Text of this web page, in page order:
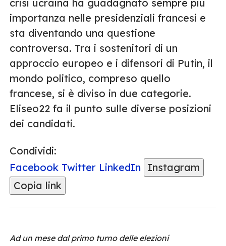
crisi ucraina ha guadagnato sempre più
importanza nelle presidenziali francesi e
sta diventando una questione
controversa. Tra i sostenitori di un
approccio europeo e i difensori di Putin, il
mondo politico, compreso quello
francese, si è diviso in due categorie.
Eliseo22 fa il punto sulle diverse posizioni
dei candidati.
Condividi:
Facebook Twitter LinkedIn
Instagram
Copia link
Ad un mese dal primo turno delle elezioni